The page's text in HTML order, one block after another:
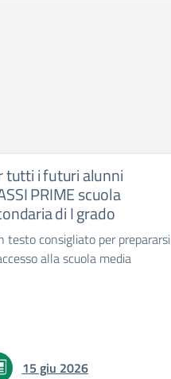
tutti i futuri alunni
PRIME scuola
di I grado
testo consigliato per prepararsi
alla scuola media
15 giu 2026